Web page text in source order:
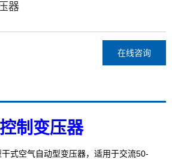
器
在线咨询
制变压器
式空气自动型变压器，适用于交流50-